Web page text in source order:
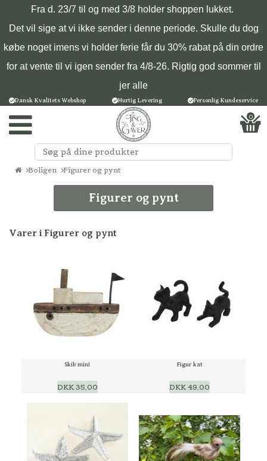
Fra d. 23/7 til og med 3/8 holder shoppen lukket.
Det vil sige at vi ikke sender i denne periode. Skulle du dog
købe noget imens vi holder ferie får du 30% rabat på din ordre
for at vente til vi igen sender fra 4/8-26. Rigtig god sommer til
jer alle
Dansk Kvalitets Webshop Hurtig Levering Personlig Kundeservice
0
Boligen Figurer og pynt
Figurer og pynt
Varer i Figurer og pynt
Skib mini
DKK 35,00
Figur kat
DKK 49,00